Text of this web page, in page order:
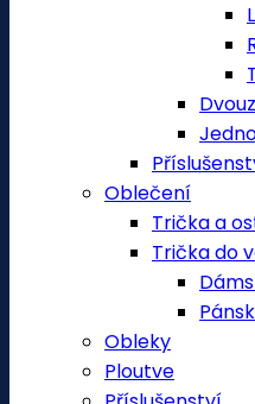
Oblečení
Trička a
Trička do
Obleky
Ploutve